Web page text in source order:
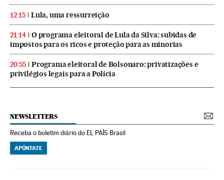
12:15 Lula, uma ressurreição
21:14
O programa eleitoral de Lula da Silva: subidas de
impostos para os ricos e proteção para as minorias
20:55
Programa eleitoral de Bolsonaro: privatizações e
privilégios legais para a Polícia
NEWSLETTERS
Receba o boletim diário do EL PAÍS Brasil
APÚNTATE